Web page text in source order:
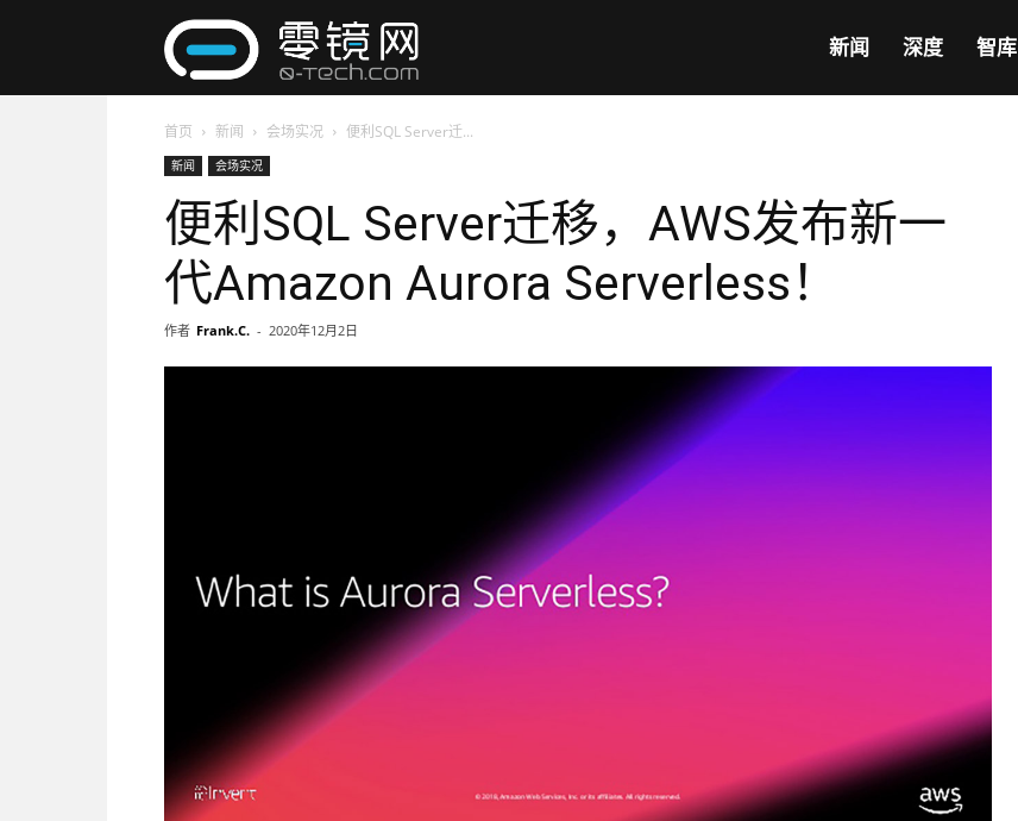
镜
网
新闻 深度 智库
首页 新闻 会场实况 便利SQL Server迁...
新闻 会场实况
便利SQL Server迁移，AWS发布新一
代Amazon Aurora Serverless！
作者 Frank.C. - 2020年12月2日